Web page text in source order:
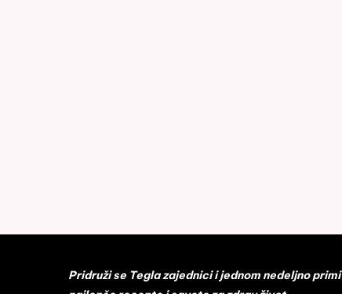
Pridruži se Tegla zajednici i jednom nedeljno primi